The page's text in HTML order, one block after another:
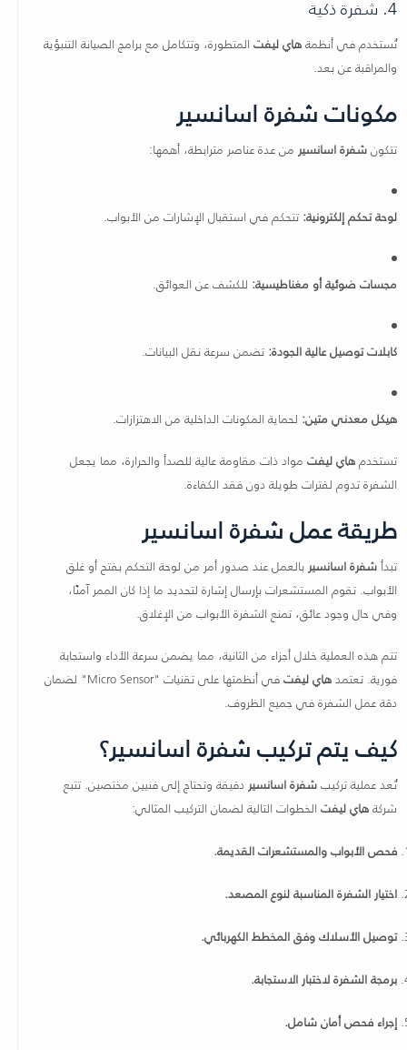
4. شفرة ذكية
تُستخدم في أنظمةهاي ليفت المتطورة، وتتكامل مع برامج الصيانة التنبؤية
والمراقبة عن بعد.
مكونات شفرة اسانسير
تتكونشفرة اسانسير من عدة عناصر مترابطة، أهمها:
لوحة تحكم إلكترونية: تتحكم في استقبال الإشارات من الأبواب.
مجسات ضوئية أو مغناطيسية: للكشف عن العوائق.
كابلات توصيل عالية الجودة: تضمن سرعة نقل البيانات.
هيكل معدني متين: لحماية المكونات الداخلية من الاهتزازات.
تستخدمهاي ليفت مواد ذات مقاومة عالية للصدأ والحرارة، مما يجعل
الشفرة تدوم لفترات طويلة دون فقد الكفاءة.
طريقة عمل شفرة اسانسير
تبدأشفرة اسانسير بالعمل عند صدور أمر من لوحة التحكم بفتح أو غلق
الأبواب. تقوم المستشعرات بإرسال إشارة لتحديد ما إذا كان الممر آمنًا،
وفي حال وجود عائق، تمنع الشفرة الأبواب من الإغلاق.
تتم هذه العملية خلال أجزاء من الثانية، مما يضمن سرعة الأداء واستجابة
فورية. تعتمدهاي ليفت
في أنظمتها على تقنيات "Micro Sensor" لضمان
دقة عمل الشفرة في جميع الظروف.
كيف يتم تركيب شفرة اسانسير؟
تُعد عملية تركيبشفرة اسانسير دقيقة وتحتاج إلى فنيين مختصين. تتبع
شركةهاي ليفت الخطوات التالية لضمان التركيب المثالي:
فحص الأبواب والمستشعرات القديمة.
اختيار الشفرة المناسبة لنوع المصعد.
توصيل الأسلاك وفق المخطط الكهربائي.
برمجة الشفرة لاختبار الاستجابة.
إجراء فحص أمان شامل.